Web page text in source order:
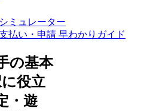
ミュレーター
払い・申請 早わかりガイド
の基本
役立
・遊